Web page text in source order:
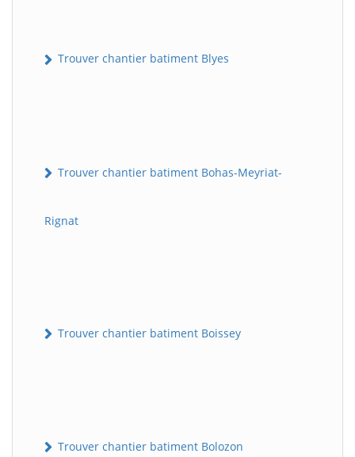
Trouver chantier batiment Blyes
Trouver chantier batiment Bohas-Meyriat-
Rignat
Trouver chantier batiment Boissey
Trouver chantier batiment Bolozon